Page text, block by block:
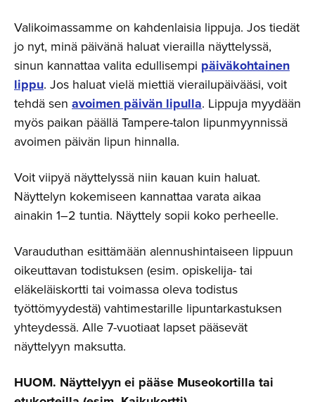
Valikoimassamme on kahdenlaisia lippuja. Jos tiedät
jo nyt, minä päivänä haluat vierailla näyttelyssä,
sinun kannattaa valita edullisempi päiväkohtainen
lippu. Jos haluat vielä miettiä vierailupäivääsi, voit
tehdä sen avoimen päivän lipulla. Lippuja myydään
myös paikan päällä Tampere-talon lipunmyynnissä
avoimen päivän lipun hinnalla.
Voit viipyä näyttelyssä niin kauan kuin haluat.
Näyttelyn kokemiseen kannattaa varata aikaa
ainakin 1–2 tuntia. Näyttely sopii koko perheelle.
Varauduthan esittämään alennushintaiseen lippuun
oikeuttavan todistuksen (esim. opiskelija- tai
eläkeläiskortti tai voimassa oleva todistus
työttömyydestä) vahtimestarille lipuntarkastuksen
yhteydessä. Alle 7-vuotiaat lapset pääsevät
näyttelyyn maksutta.
HUOM. Näyttelyyn ei pääse Museokortilla tai